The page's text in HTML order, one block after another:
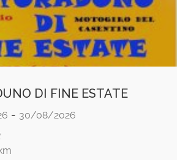
DI FINE ESTATE
- 30/08/2026